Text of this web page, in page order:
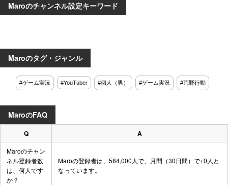
Maroのチャンネル設定キーワード
Maroのタグ・ジャンル
#ゲーム実況 #YouTuber #個人（男） #ゲーム実況 #荒野行動
MaroのFAQ
Q A
Maroのチャン
ネル登録者数
は、何人です
か？
Maroの登録者は、584,000人で、月間（30日間）で+0人と
なっています。